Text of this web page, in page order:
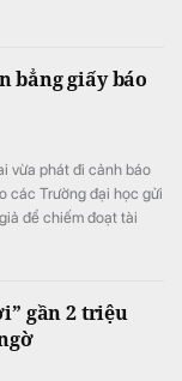
bẳng giấy báo
vừa phát đi cảnh báo
các Trường đại học gửi
để chiếm đoạt tài
gần 2 triệu